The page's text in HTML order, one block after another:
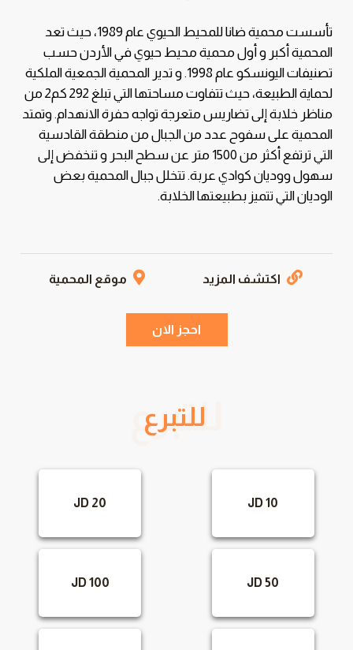
تأسست محمية ضانا للمحيط الحيوي عام 1989، حيث تعد
المحمية أكبر و أول محمية محيط حيوي في الأردن حسب
تصنيفات اليونسكو عام 1998. و تدير المحمية الجمعية الملكية
لحماية الطبيعة، حيث تتفاوت مساحتها التي تبلغ 292 كم2 من
مناظر خلابة إلى تضاريس متعرجة تواجه حفرة الانهدام. وتمتد
المحمية على سفوح عدد من الجبال من منطقة القادسية
التي ترتفع أكثر من 1500 متر عن سطح البحر و تنخفض إلى
سهول ووديان كوادي عربة. تتخلل جبال المحمية بعض
الوديان التي تتميز بطبيعتها الخلابة.
اكتشف المزيد موقع المحمية
احجز الان
للتبرع
10 JD
20 JD
50 JD
100 JD